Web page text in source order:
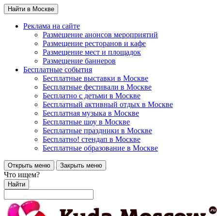
Найти в Москве
Реклама на сайте
Размещение анонсов мероприятий
Размещение ресторанов и кафе
Размещение мест и площадок
Размещение баннеров
Бесплатные события
Бесплатные выставки в Москве
Бесплатные фестивали в Москве
Бесплатно с детьми в Москве
Бесплатный активный отдых в Москве
Бесплатная музыка в Москве
Бесплатные шоу в Москве
Бесплатные праздники в Москве
Бесплатно! стендап в Москве
Бесплатные образование в Москве
Открыть меню Закрыть меню
Что ищем?
Найти